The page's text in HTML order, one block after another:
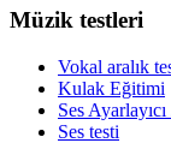
Müzik testleri
Vokal aralık
Kulak Eğitimi
Ses
Ses testi